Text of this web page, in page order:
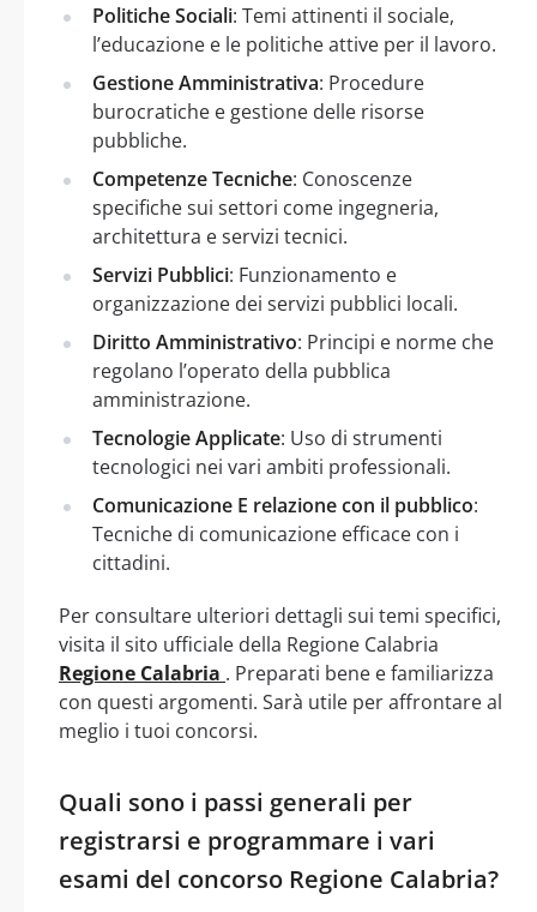
Politiche Sociali: Temi attinenti il sociale,
l’educazione e le politiche attive per il lavoro.
Gestione Amministrativa: Procedure
burocratiche e gestione delle risorse
pubbliche.
Competenze Tecniche: Conoscenze
specifiche sui settori come ingegneria,
architettura e servizi tecnici.
Servizi Pubblici: Funzionamento e
organizzazione dei servizi pubblici locali.
Diritto Amministrativo: Principi e norme che
regolano l’operato della pubblica
amministrazione.
Tecnologie Applicate: Uso di strumenti
tecnologici nei vari ambiti professionali.
Comunicazione E relazione con il pubblico:
Tecniche di comunicazione efficace con i
cittadini.
Per consultare ulteriori dettagli sui temi specifici,
visita il sito ufficiale della Regione Calabria
Regione Calabria . Preparati bene e familiarizza
con questi argomenti. Sarà utile per affrontare al
meglio i tuoi concorsi.
Quali sono i passi generali per
registrarsi e programmare i vari
esami del concorso Regione Calabria?